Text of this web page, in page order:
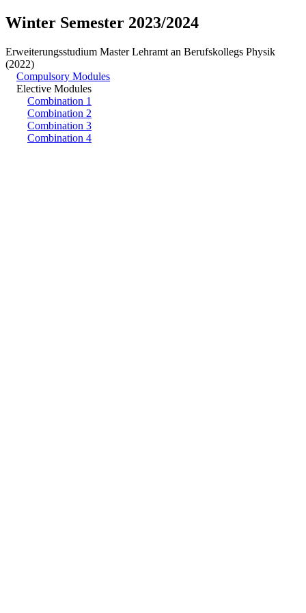
Winter Semester 2023/2024
Erweiterungsstudium Master Lehramt an Berufskollegs Physik
(2022)
Compulsory Modules
Elective Modules
Combination 1
Combination 2
Combination 3
Combination 4